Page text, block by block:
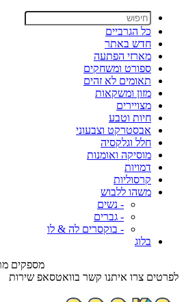
כל הגרביים
חדש באתר
מארזי הפתעה
ספורט ומשחקים
תאומים לא זהים
מזון ומשקאות
מצויירים
חיות וטבע
אבסטרקט וצבעוני
חלל וגלקסיה
מוסיקה ואומנות
דמויות
קרסוליות
משהו ללבוש
- נשים
- גברים
- בוקסרים לה & לו
בלוג
מספקים מתנות
לפרטים צרו איתנו קשר בוואטסאפ שירות